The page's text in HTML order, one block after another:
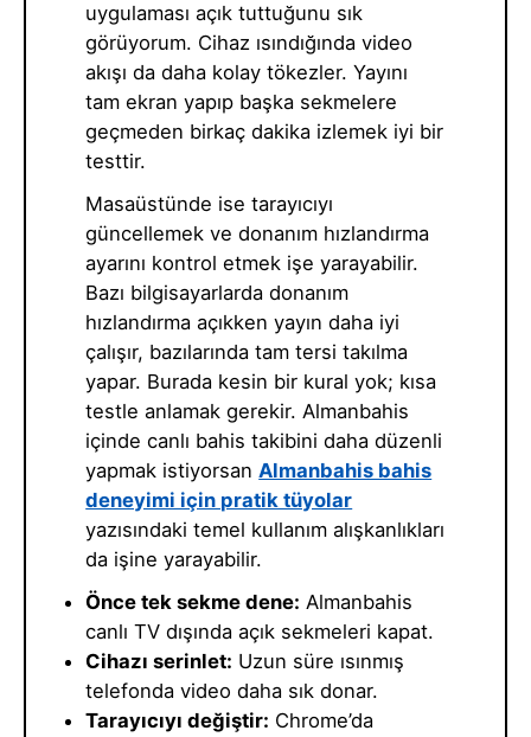
uygulaması açık tuttuğunu sık
görüyorum. Cihaz ısındığında video
akışı da daha kolay tökezler. Yayını
tam ekran yapıp başka sekmelere
geçmeden birkaç dakika izlemek iyi bir
testtir.
Masaüstünde ise tarayıcıyı
güncellemek ve donanım hızlandırma
ayarını kontrol etmek işe yarayabilir.
Bazı bilgisayarlarda donanım
hızlandırma açıkken yayın daha iyi
çalışır, bazılarında tam tersi takılma
yapar. Burada kesin bir kural yok; kısa
testle anlamak gerekir. Almanbahis
içinde canlı bahis takibini daha düzenli
yapmak istiyorsanAlmanbahis bahis
deneyimi için pratik tüyolar
yazısındaki temel kullanım alışkanlıkları
da işine yarayabilir.
Önce tek sekme dene: Almanbahis
canlı TV dışında açık sekmeleri kapat.
Cihazı serinlet: Uzun süre ısınmış
telefonda video daha sık donar.
Tarayıcıyı değiştir: Chrome’da